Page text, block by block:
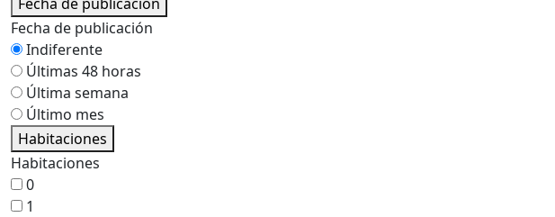
Fecha de publicación
Indiferente
Últimas 48 horas
Última semana
Último mes
Habitaciones
Habitaciones
0
1